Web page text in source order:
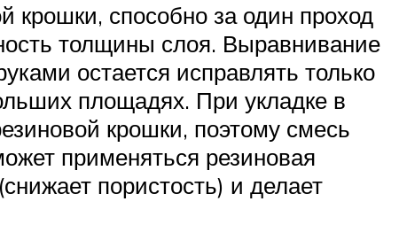
крошки, способно за один проход
толщины слоя. Выравнивание
остается исправлять только
площадях. При укладке в
крошки, поэтому смесь
применяться резиновая
пористость) и делает